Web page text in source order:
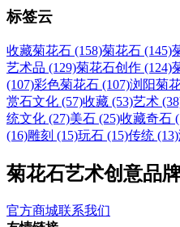
标签云
收藏菊花石 (158)菊花石 (145)
艺术品 (129)菊花石创作 (124)
(107)彩色菊花石 (107)浏阳菊
赏石文化 (57)收藏 (53)艺术
统文化 (27)美石 (25)收藏奇石
(16)雕刻 (15)玩石 (15)传统 (13)
菊花石艺术创意品
官方商城联系我们